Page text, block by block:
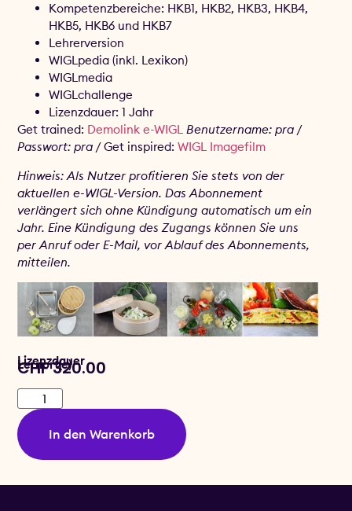
Kompetenzbereiche: HKB1, HKB2, HKB3, HKB4,
HKB5, HKB6 und HKB7
Lehrerversion
WIGLpedia (inkl. Lexikon)
WIGLmedia
WIGLchallenge
Lizenzdauer: 1 Jahr
Get trained: Demolink e-WIGL Benutzername: pra /
Passwort: pra /Get inspired:WIGL Imagefilm
Hinweis:Als Nutzer profitieren Sie stets von der
aktuellen e-WIGL-Version. Das Abonnement
verlängert sich ohne Kündigung automatisch um ein
Jahr. Eine Kündigung des Zugangs können Sie uns
per Anruf oder E-Mail, vor Ablauf des Abonnements,
mitteilen.
Lizenzdauer
Lernort(e)
CHF320.00
In den Warenkorb